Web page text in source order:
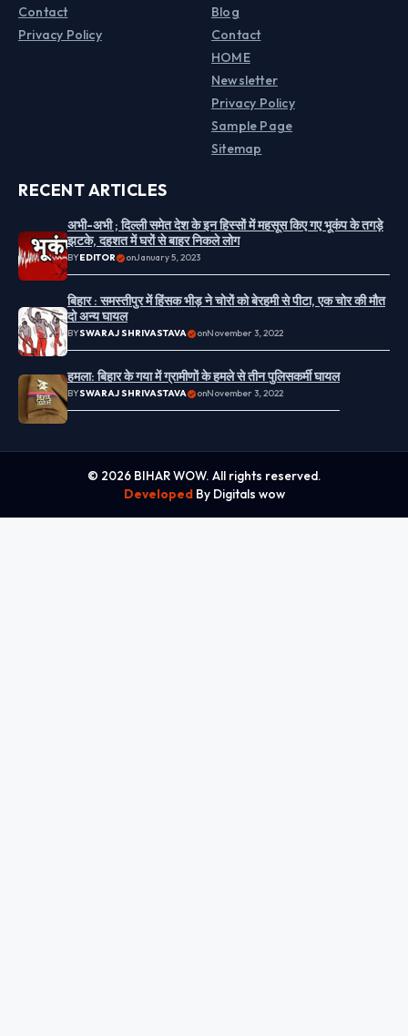
Contact
Privacy Policy
Blog
Contact
HOME
Newsletter
Privacy Policy
Sample Page
Sitemap
RECENT ARTICLES
अभी-अभी ; दिल्ली समेत देश के इन हिस्सों में महसूस किए गए भूकंप के तगड़े
झटके, दहशत में घरों से बाहर निकले लोग
BYEDITOR onJanuary 5, 2023
बिहार : समस्तीपुर में हिंसक भीड़ ने चोरों को बेरहमी से पीटा, एक चोर की मौत
दो अन्य घायल
BYSWARAJ SHRIVASTAVA onNovember 3, 2022
हमला: बिहार के गया में ग्रामीणों के हमले से तीन पुलिसकर्मी घायल
BYSWARAJ SHRIVASTAVA onNovember 3, 2022
© 2026 BIHAR WOW. All rights reserved.
Developed By Digitals wow